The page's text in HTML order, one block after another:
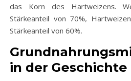
das Korn des Hartweizens.
Stärkeanteil von 70%,
Stärkeanteil von 60%.
in der Geschichte